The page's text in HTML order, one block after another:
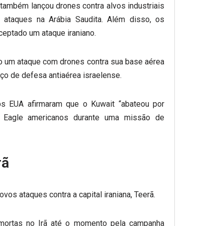
lançou drones contra alvos industriais
ataques na Arábia Saudita. Além disso, os
um ataque iraniano.
ataque com drones contra sua base aérea
de defesa antiaérea israelense.
afirmaram que o Kuwait “abateou por
americanos durante uma missão de
ataques contra a capital iraniana, Teerã.
no Irã até o momento pela campanha